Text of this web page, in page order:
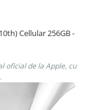
Cellular 256GB -
oficial de la Apple, cu